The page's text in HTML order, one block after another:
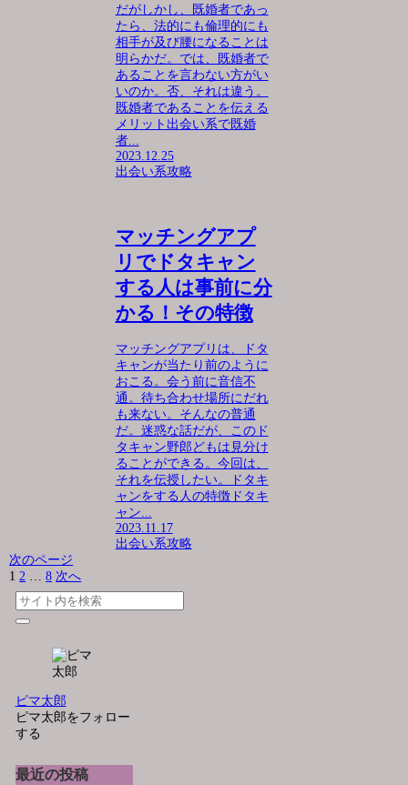
だがしかし、既婚者であっ
たら、法的にも倫理的にも
相手が及び腰になることは
明らかだ。では、既婚者で
あることを言わない方がい
いのか。否、それは違う。
既婚者であることを伝える
メリット出会い系で既婚
者...
2023.12.25
出会い系攻略
マッチングアプ
リでドタキャン
する人は事前に分
かる！その特徴
マッチングアプリは、ドタ
キャンが当たり前のように
おこる。会う前に音信不
通。待ち合わせ場所にだれ
も来ない。そんなの普通
だ。迷惑な話だが、このド
タキャン野郎どもは見分け
ることができる。今回は、
それを伝授したい。ドタキ
ャンをする人の特徴ドタキ
ャン...
2023.11.17
出会い系攻略
次のページ
1 2 … 8 次へ
ピマ太郎
ピマ太郎をフォロー
する
最近の投稿